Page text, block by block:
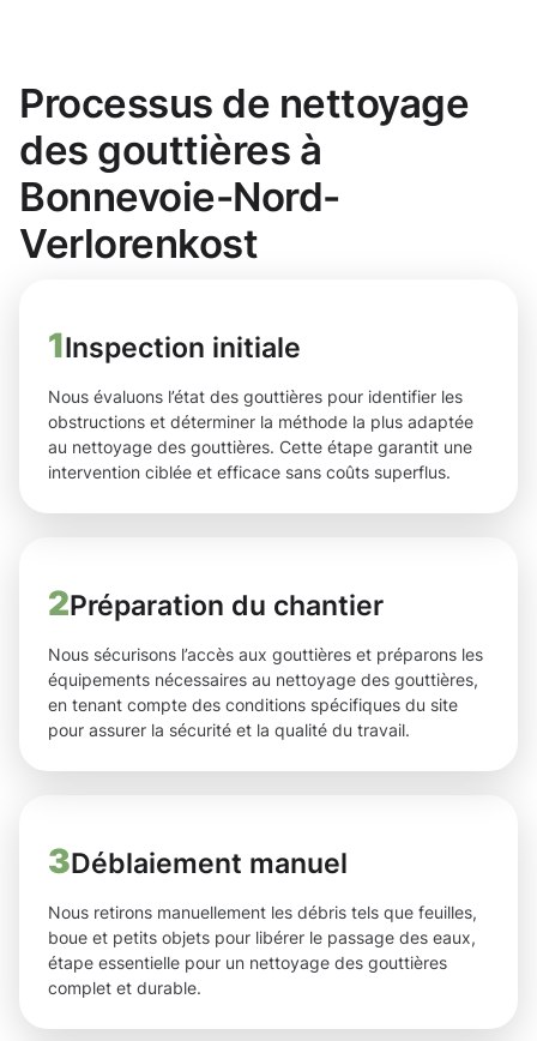
Processus de nettoyage
des gouttières à
Bonnevoie-Nord-
Verlorenkost
1Inspection initiale
Nous évaluons l’état des gouttières pour identifier les
obstructions et déterminer la méthode la plus adaptée
au nettoyage des gouttières. Cette étape garantit une
intervention ciblée et efficace sans coûts superflus.
2Préparation du chantier
Nous sécurisons l’accès aux gouttières et préparons les
équipements nécessaires au nettoyage des gouttières,
en tenant compte des conditions spécifiques du site
pour assurer la sécurité et la qualité du travail.
3Déblaiement manuel
Nous retirons manuellement les débris tels que feuilles,
boue et petits objets pour libérer le passage des eaux,
étape essentielle pour un nettoyage des gouttières
complet et durable.